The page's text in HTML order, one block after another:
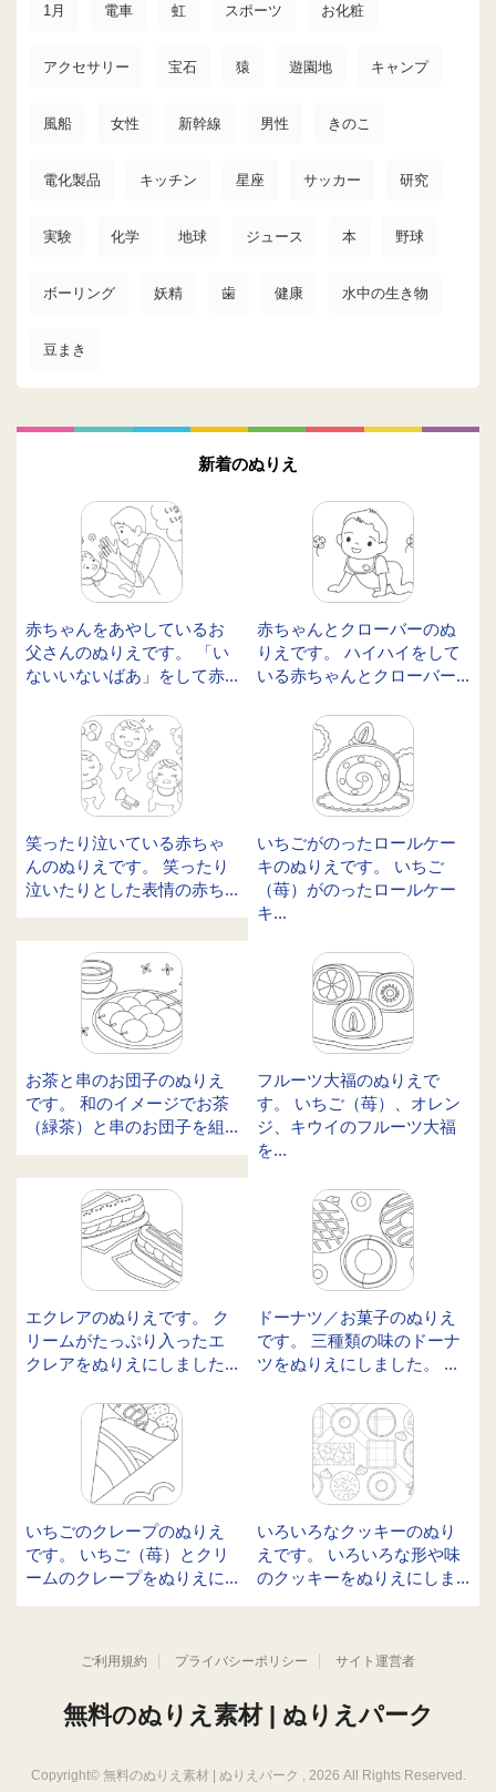
1月 電車 虹 スポーツ お化粧
アクセサリー 宝石 猿 遊園地 キャンプ
風船 女性 新幹線 男性 きのこ
電化製品 キッチン 星座 サッカー 研究
実験 化学 地球 ジュース 本 野球
ボーリング 妖精 歯 健康 水中の生き物
豆まき
新着のぬりえ
赤ちゃんをあやしているお
父さんのぬりえです。 「い
ないいないばあ」をして赤...
赤ちゃんとクローバーのぬ
りえです。 ハイハイをして
いる赤ちゃんとクローバー...
笑ったり泣いている赤ちゃ
んのぬりえです。 笑ったり
泣いたりとした表情の赤ち...
いちごがのったロールケー
キのぬりえです。 いちご
（苺）がのったロールケー
キ...
お茶と串のお団子のぬりえ
です。 和のイメージでお茶
（緑茶）と串のお団子を組...
フルーツ大福のぬりえで
す。 いちご（苺）、オレン
ジ、キウイのフルーツ大福
を...
エクレアのぬりえです。 ク
リームがたっぷり入ったエ
クレアをぬりえにしました...
ドーナツ／お菓子のぬりえ
です。 三種類の味のドーナ
ツをぬりえにしました。 ...
いちごのクレープのぬりえ
です。 いちご（苺）とクリ
ームのクレープをぬりえに...
いろいろなクッキーのぬり
えです。 いろいろな形や味
のクッキーをぬりえにしま...
ご利用規約 プライバシーポリシー サイト運営者
無料のぬりえ素材 | ぬりえパーク
Copyright© 無料のぬりえ素材 | ぬりえパーク , 2026 All Rights Reserved.